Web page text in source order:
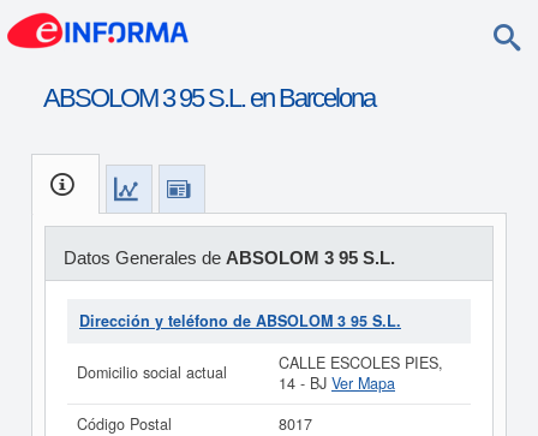
ABSOLOM 3 95 S.L. en Barcelona
Datos Generales de ABSOLOM 3 95 S.L.
Dirección y teléfono de ABSOLOM 3 95 S.L.
Domicilio social actual
CALLE ESCOLES PIES,
14 - BJ Ver Mapa
Código Postal
8017